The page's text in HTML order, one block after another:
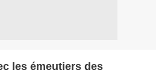
les émeutiers des